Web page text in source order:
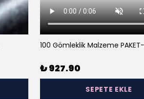
100 Gömleklik Malzeme
₺ 927.90
SEPETE EKLE